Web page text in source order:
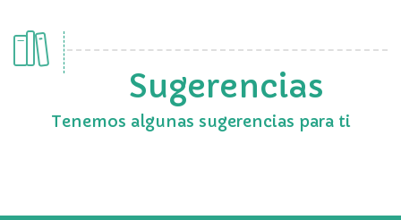
Sugerencias
Tenemos algunas sugerencias para ti